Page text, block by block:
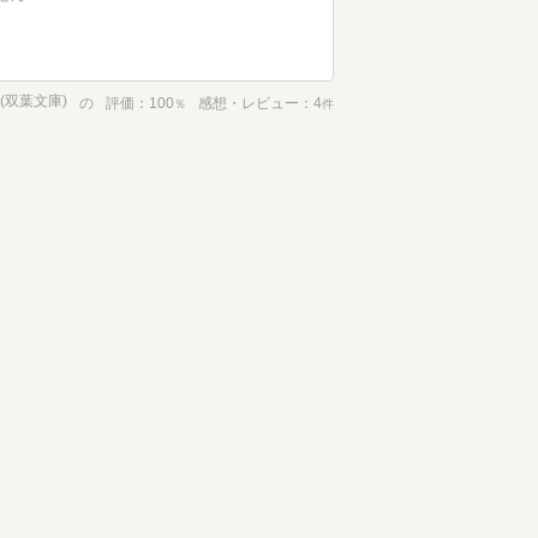
双葉文庫) の 評価 100 ％ 感想・レビュー 4件